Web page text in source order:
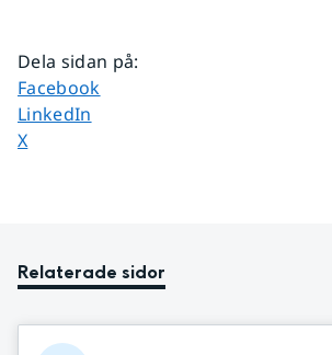
Dela sidan på:
Dela sidan på
Facebook
Dela sidan på
LinkedIn
Dela sidan på
X
Relaterade sidor